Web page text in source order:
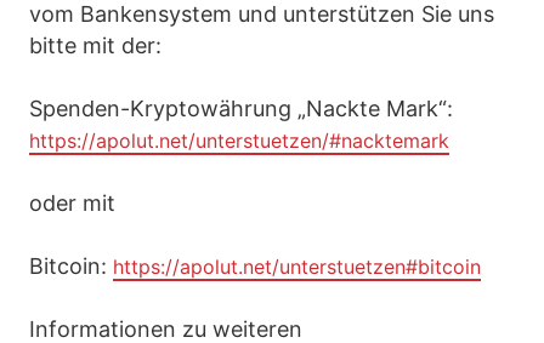
vom Bankensystem und unterstützen Sie uns
bitte mit der:
Spenden-Kryptowährung „Nackte Mark“:
https://apolut.net/unterstuetzen/#nacktemark
oder mit
Bitcoin: https://apolut.net/unterstuetzen#bitcoin
Informationen zu weiteren